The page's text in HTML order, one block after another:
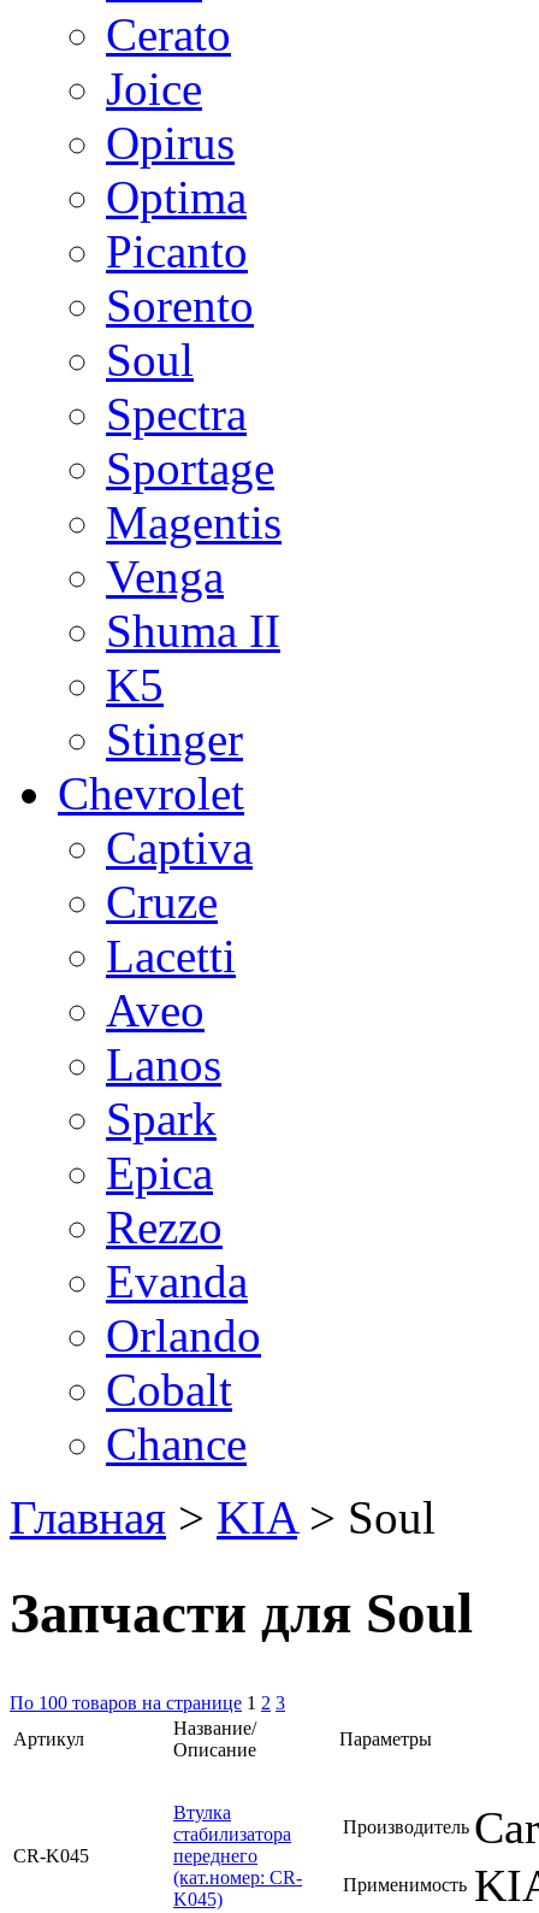
Cerato
Joice
Opirus
Optima
Picanto
Sorento
Soul
Spectra
Sportage
Magentis
Venga
Shuma II
K5
Stinger
Chevrolet
Captiva
Cruze
Lacetti
Aveo
Lanos
Spark
Epica
Rezzo
Evanda
Orlando
Cobalt
Chance
Главная > KIA > Soul
Запчасти для Soul
По 100 товаров на странице 1 2 3
Артикул
Название/
Описание
Параметры
CR-K045
Втулка
стабилизатора
переднего
(кат.номер: CR-
K045)
Производитель
Применимость